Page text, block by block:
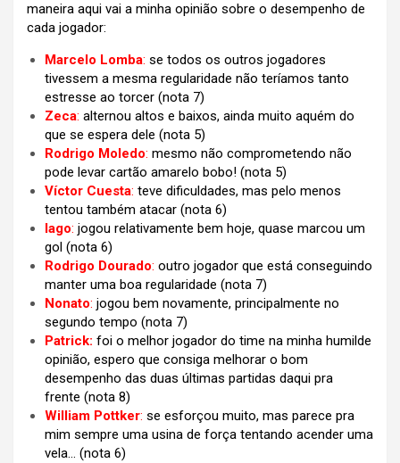
maneira aqui vai a minha opinião sobre o desempenho de
cada jogador:
Marcelo Lomba: se todos os outros jogadores
tivessem a mesma regularidade não teríamos tanto
estresse ao torcer (nota 7)
Zeca: alternou altos e baixos, ainda muito aquém do
que se espera dele (nota 5)
Rodrigo Moledo: mesmo não comprometendo não
pode levar cartão amarelo bobo! (nota 5)
Víctor Cuesta: teve dificuldades, mas pelo menos
tentou também atacar (nota 6)
Iago: jogou relativamente bem hoje, quase marcou um
gol (nota 6)
Rodrigo Dourado: outro jogador que está conseguindo
manter uma boa regularidade (nota 7)
Nonato: jogou bem novamente, principalmente no
segundo tempo (nota 7)
Patrick: foi o melhor jogador do time na minha humilde
opinião, espero que consiga melhorar o bom
desempenho das duas últimas partidas daqui pra
frente (nota 8)
William Pottker: se esforçou muito, mas parece pra
mim sempre uma usina de força tentando acender uma
vela… (nota 6)